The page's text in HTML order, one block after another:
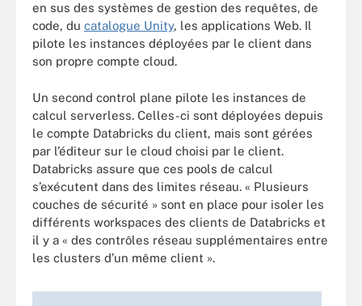
en sus des systèmes de gestion des requêtes, de
code, du catalogue Unity, les applications Web. Il
pilote les instances déployées par le client dans
son propre compte cloud.
Un second control plane pilote les instances de
calcul serverless. Celles-ci sont déployées depuis
le compte Databricks du client, mais sont gérées
par l’éditeur sur le cloud choisi par le client.
Databricks assure que ces pools de calcul
s’exécutent dans des limites réseau. « Plusieurs
couches de sécurité » sont en place pour isoler les
différents workspaces des clients de Databricks et
il y a « des contrôles réseau supplémentaires entre
les clusters d’un même client ».